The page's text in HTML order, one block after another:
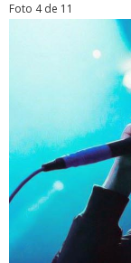
Foto 4 de 11